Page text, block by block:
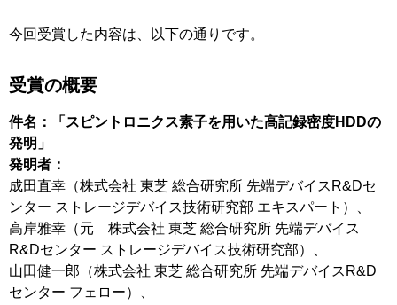
今回受賞した内容は、以下の通りです。
受賞の概要
件名：「スピントロニクス素子を用いた高記録密度HDDの
発明」
発明者：
成田直幸（株式会社 東芝 総合研究所 先端デバイスR&Dセ
ンター ストレージデバイス技術研究部 エキスパート）、
高岸雅幸（元 株式会社 東芝 総合研究所 先端デバイス
R&Dセンター ストレージデバイス技術研究部）、
山田健一郎（株式会社 東芝 総合研究所 先端デバイスR&D
センター フェロー）、